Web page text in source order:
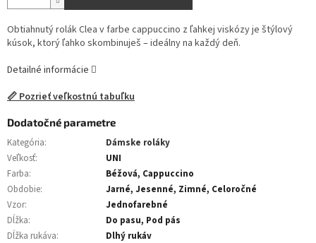
Obtiahnutý rolák Clea v farbe cappuccino z ľahkej viskózy je štýlový
kúsok, ktorý ľahko skombinuješ – ideálny na každý deň.
Detailné informácie
📏 Pozrieť veľkostnú tabuľku
Dodatočné parametre
Kategória:
Dámske roláky
Veľkosť:
UNI
Farba:
Béžová, Cappuccino
Obdobie:
Jarné, Jesenné, Zimné, Celoročné
Vzor:
Jednofarebné
Dĺžka:
Do pasu, Pod pás
Dĺžka rukáva:
Dlhý rukáv